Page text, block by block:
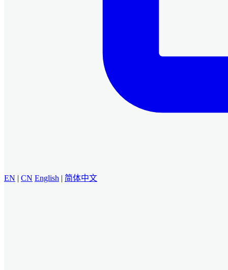
EN | CN English | 简体中文